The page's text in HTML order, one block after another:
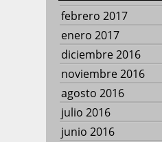
febrero 2017
enero 2017
diciembre 2016
noviembre 2016
agosto 2016
julio 2016
junio 2016